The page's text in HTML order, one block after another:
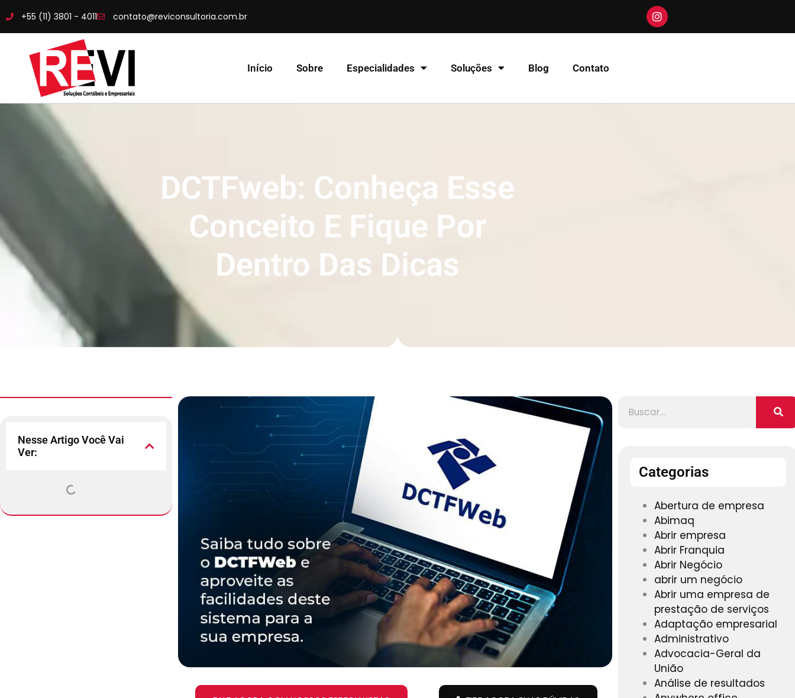
+55 (11) 3801 - 4011 contato@reviconsultoria.com.br
Início Sobre Especialidades Soluções Blog Contato
DCTFweb: Conheça Esse
Conceito E Fique Por
Dentro Das Dicas
Nesse Artigo Você Vai
Ver:
Categorias
Abertura de empresa
Abimaq
Abrir empresa
Abrir Franquia
Abrir Negócio
abrir um negócio
Abrir uma empresa de
prestação de serviços
Adaptação empresarial
Administrativo
Advocacia-Geral da
União
Análise de resultados